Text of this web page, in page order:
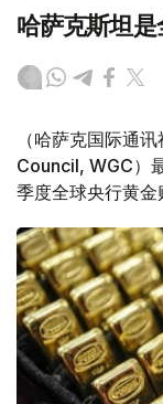
哈萨克斯坦
（哈萨克国际通
Council, WGC）
季度全球央行黄金